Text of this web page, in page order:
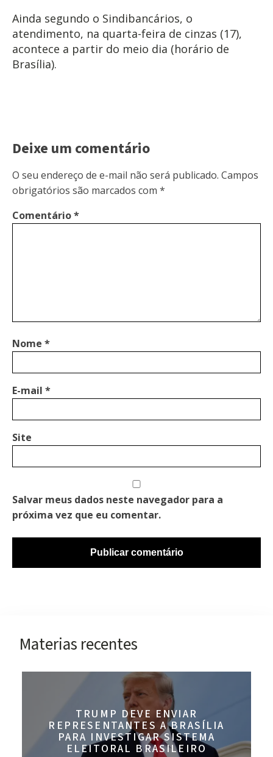
Ainda segundo o Sindibancários, o
atendimento, na quarta-feira de cinzas (17),
acontece a partir do meio dia (horário de
Brasília).
Deixe um comentário
O seu endereço de e-mail não será publicado. Campos
obrigatórios são marcados com *
Comentário*
Nome *
E-mail *
Site
Salvar meus dados neste navegador para a
próxima vez que eu comentar.
Materias recentes
TRUMP DEVE ENVIAR
REPRESENTANTES A BRASÍLIA
PARA INVESTIGAR SISTEMA
ELEITORAL BRASILEIRO